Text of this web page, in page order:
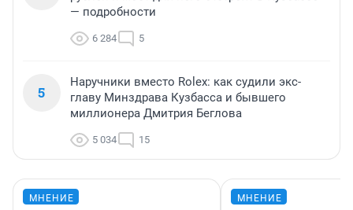
— подробности
6 284 5
5
Наручники вместо Rolex: как судили экс-
главу Минздрава Кузбасса и бывшего
миллионера Дмитрия Беглова
5 034 15
МНЕНИЕ МНЕНИЕ